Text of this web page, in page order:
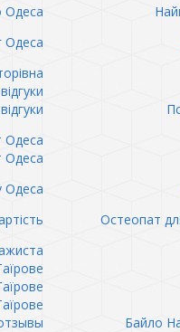
Одеса
Одеса
відгуки
Одеса
Одеса
Одеса
Остеопат
Байло